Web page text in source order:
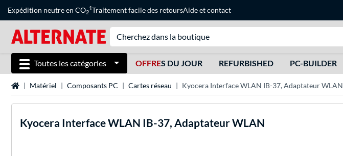
Expédition neutre en CO2
1Traitement facile des retoursAideetcontact
Toutes les catégories OFFRES DU JOUR REFURBISHED PC-BUILDER
Page d'accueil
Matériel Composants PC Cartes réseau Kyocera Interface WLAN IB-37, Adaptateur WLAN
Kyocera Interface WLAN IB-37, Adaptateur WLAN